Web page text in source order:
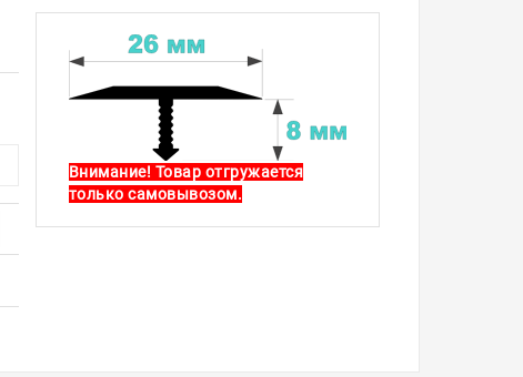
Внимание! Товар отгружается
только самовывозом.